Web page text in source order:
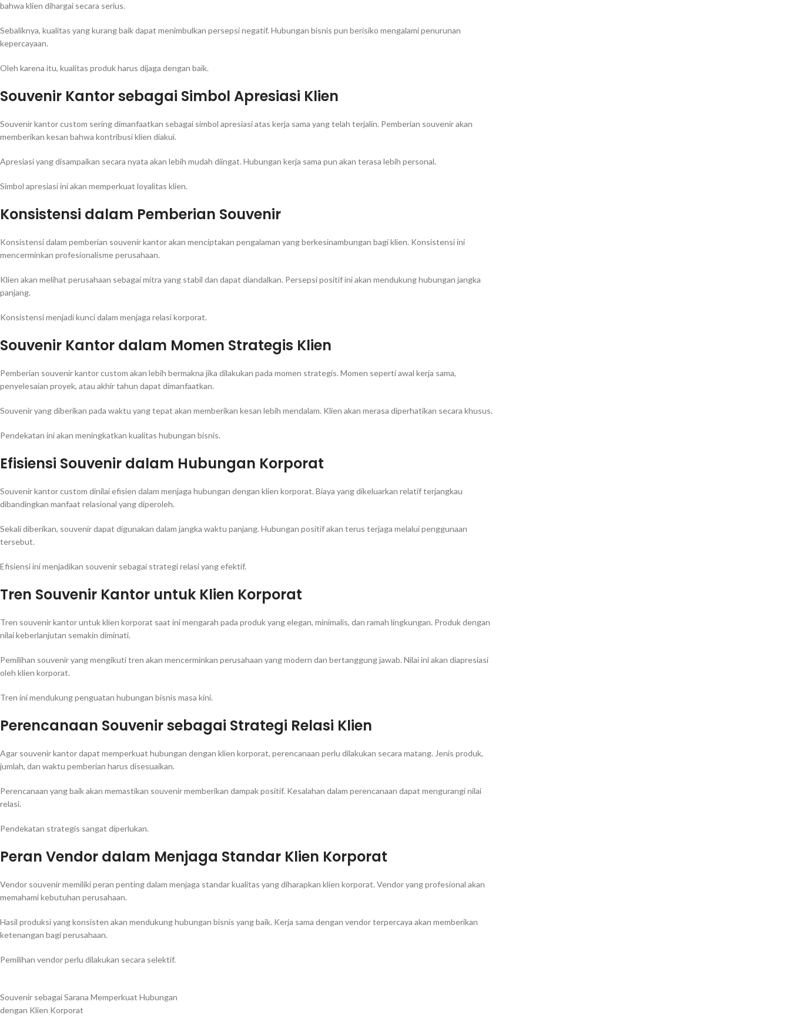
bahwa klien dihargai secara serius.
Sebaliknya, kualitas yang kurang baik dapat menimbulkan persepsi negatif. Hubungan bisnis pun berisiko mengalami penurunan
kepercayaan.
Oleh karena itu, kualitas produk harus dijaga dengan baik.
Souvenir Kantor sebagai Simbol Apresiasi Klien
Souvenir kantor custom sering dimanfaatkan sebagai simbol apresiasi atas kerja sama yang telah terjalin. Pemberian souvenir akan
memberikan kesan bahwa kontribusi klien diakui.
Apresiasi yang disampaikan secara nyata akan lebih mudah diingat. Hubungan kerja sama pun akan terasa lebih personal.
Simbol apresiasi ini akan memperkuat loyalitas klien.
Konsistensi dalam Pemberian Souvenir
Konsistensi dalam pemberian souvenir kantor akan menciptakan pengalaman yang berkesinambungan bagi klien. Konsistensi ini
mencerminkan profesionalisme perusahaan.
Klien akan melihat perusahaan sebagai mitra yang stabil dan dapat diandalkan. Persepsi positif ini akan mendukung hubungan jangka
panjang.
Konsistensi menjadi kunci dalam menjaga relasi korporat.
Souvenir Kantor dalam Momen Strategis Klien
Pemberian souvenir kantor custom akan lebih bermakna jika dilakukan pada momen strategis. Momen seperti awal kerja sama,
penyelesaian proyek, atau akhir tahun dapat dimanfaatkan.
Souvenir yang diberikan pada waktu yang tepat akan memberikan kesan lebih mendalam. Klien akan merasa diperhatikan secara khusus.
Pendekatan ini akan meningkatkan kualitas hubungan bisnis.
Efisiensi Souvenir dalam Hubungan Korporat
Souvenir kantor custom dinilai efisien dalam menjaga hubungan dengan klien korporat. Biaya yang dikeluarkan relatif terjangkau
dibandingkan manfaat relasional yang diperoleh.
Sekali diberikan, souvenir dapat digunakan dalam jangka waktu panjang. Hubungan positif akan terus terjaga melalui penggunaan
tersebut.
Efisiensi ini menjadikan souvenir sebagai strategi relasi yang efektif.
Tren Souvenir Kantor untuk Klien Korporat
Tren souvenir kantor untuk klien korporat saat ini mengarah pada produk yang elegan, minimalis, dan ramah lingkungan. Produk dengan
nilai keberlanjutan semakin diminati.
Pemilihan souvenir yang mengikuti tren akan mencerminkan perusahaan yang modern dan bertanggung jawab. Nilai ini akan diapresiasi
oleh klien korporat.
Tren ini mendukung penguatan hubungan bisnis masa kini.
Perencanaan Souvenir sebagai Strategi Relasi Klien
Agar souvenir kantor dapat memperkuat hubungan dengan klien korporat, perencanaan perlu dilakukan secara matang. Jenis produk,
jumlah, dan waktu pemberian harus disesuaikan.
Perencanaan yang baik akan memastikan souvenir memberikan dampak positif. Kesalahan dalam perencanaan dapat mengurangi nilai
relasi.
Pendekatan strategis sangat diperlukan.
Peran Vendor dalam Menjaga Standar Klien Korporat
Vendor souvenir memiliki peran penting dalam menjaga standar kualitas yang diharapkan klien korporat. Vendor yang profesional akan
memahami kebutuhan perusahaan.
Hasil produksi yang konsisten akan mendukung hubungan bisnis yang baik. Kerja sama dengan vendor terpercaya akan memberikan
ketenangan bagi perusahaan.
Pemilihan vendor perlu dilakukan secara selektif.
Souvenir sebagai Sarana Memperkuat Hubungan
dengan Klien Korporat